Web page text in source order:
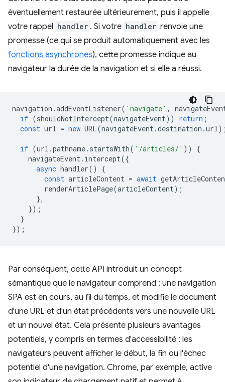
éventuellement restaurée ultérieurement, puis il appelle
votre rappel handler . Si votre handler renvoie une
promesse (ce qui se produit automatiquement avec les
fonctions asynchrones), cette promesse indique au
navigateur la durée de la navigation et si elle a réussi.
navigation .addEventListener( 'navigate' ,
if (shouldNotIntercept(navigateEvent)) return ;
const url = new URL(navigateEvent.destination .url
if (url .pathname. startsWith( '/articles/' ))
{
navigateEvent. intercept({
async handler()
{
const articleContent = await
renderArticlePage(articleContent);
},
});
}
});
Par conséquent, cette API introduit un concept
sémantique que le navigateur comprend : une navigation
SPA est en cours, au fil du temps, et modifie le document
d'une URL et d'un état précédents vers une nouvelle URL
et un nouvel état. Cela présente plusieurs avantages
potentiels, y compris en termes d'accessibilité : les
navigateurs peuvent afficher le début, la fin ou l'échec
potentiel d'une navigation. Chrome, par exemple, active